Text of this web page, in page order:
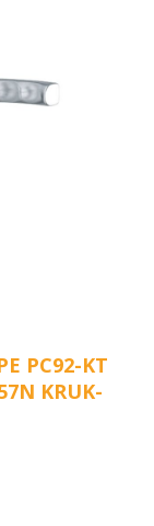
PC92-KT
KRUK-